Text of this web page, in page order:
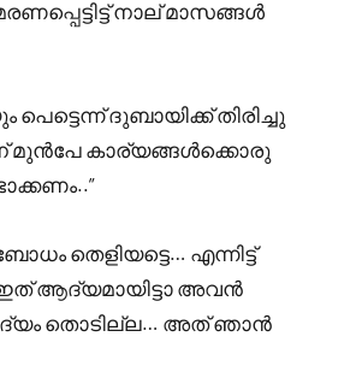
നാല് മാസങ്ങൾ
ദുബായിക്ക് തിരിച്ചു
മുൻപേ കാര്യങ്ങൾക്കൊരു
തെളിയട്ടെ… എന്നിട്ട്
ആദ്യമായിട്ടാ അവൻ
മദ്യം തൊടില്ല… അത് ഞാൻ